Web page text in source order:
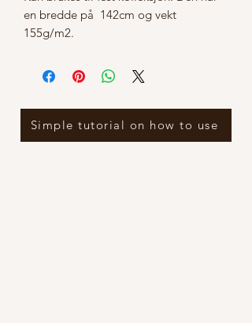
en bredde på 142cm og vekt
155g/m2.
Simple tutorial on how to use